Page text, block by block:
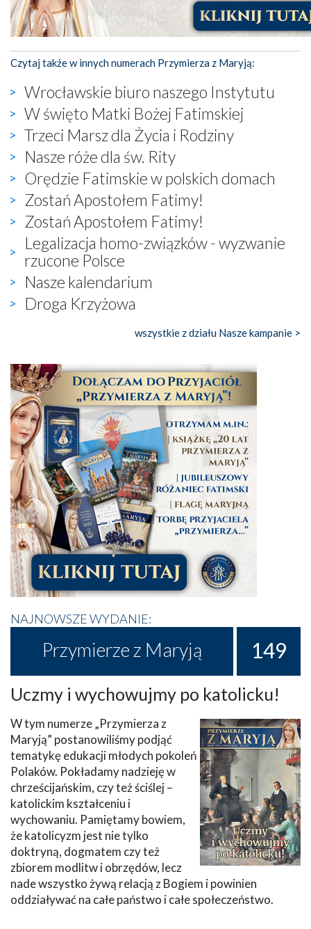
Czytaj także w innych numerach Przymierza z Maryją:
Wrocławskie biuro naszego Instytutu
W święto Matki Bożej Fatimskiej
Trzeci Marsz dla Życia i Rodziny
Nasze róże dla św. Rity
Orędzie Fatimskie w polskich domach
Zostań Apostołem Fatimy!
Zostań Apostołem Fatimy!
Legalizacja homo-związków - wyzwanie
rzucone Polsce
Nasze kalendarium
Droga Krzyżowa
wszystkie z działu Nasze kampanie >
NAJNOWSZE WYDANIE:
Przymierze z Maryją 149
Uczmy i wychowujmy po katolicku!
W tym numerze „Przymierza z
Maryją” postanowiliśmy podjąć
tematykę edukacji młodych pokoleń
Polaków. Pokładamy nadzieję w
chrześcijańskim, czy też ściślej –
katolickim kształceniu i
wychowaniu. Pamiętamy bowiem,
że katolicyzm jest nie tylko
doktryną, dogmatem czy też
zbiorem modlitw i obrzędów, lecz
nade wszystko żywą relacją z Bogiem i powinien
oddziaływać na całe państwo i całe społeczeństwo.